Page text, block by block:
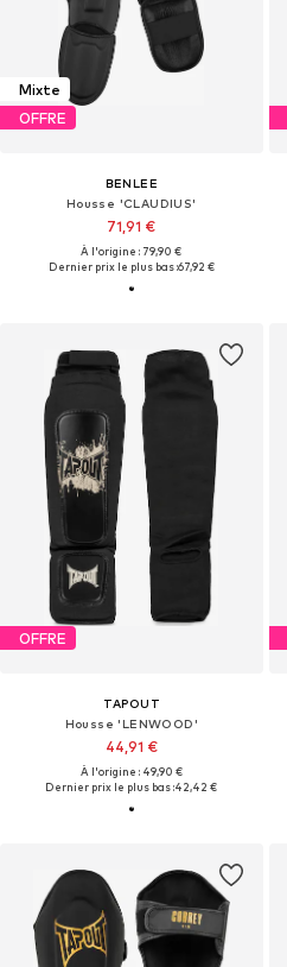
Mixte
OFFRE
BENLEE
Housse 'CLAUDIUS'
71,91 €
À l'origine : 79,90 €
Dernier prix le plus bas :67,92 €
OFFRE
TAPOUT
Housse 'LENWOOD'
44,91 €
À l'origine : 49,90 €
Dernier prix le plus bas :42,42 €